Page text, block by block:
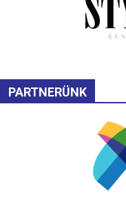
PARTNERÜNK